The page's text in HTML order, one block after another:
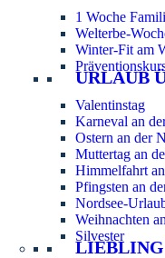
1 Woche
Welterbe-
Winter-Fit am
URLAUB
Valentinstag
Karneval an
Ostern an der
Muttertag an
Himmelfahrt
Pfingsten an
Nordsee-
Weihnachten
Silvester